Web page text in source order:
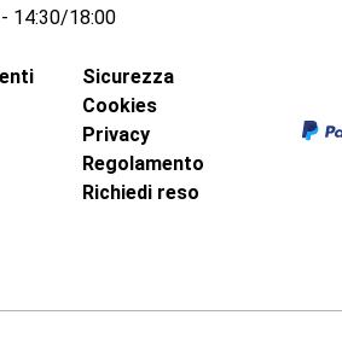
14:30/18:00
Sicurezza
Cookies
Privacy
Regolamento
Richiedi reso